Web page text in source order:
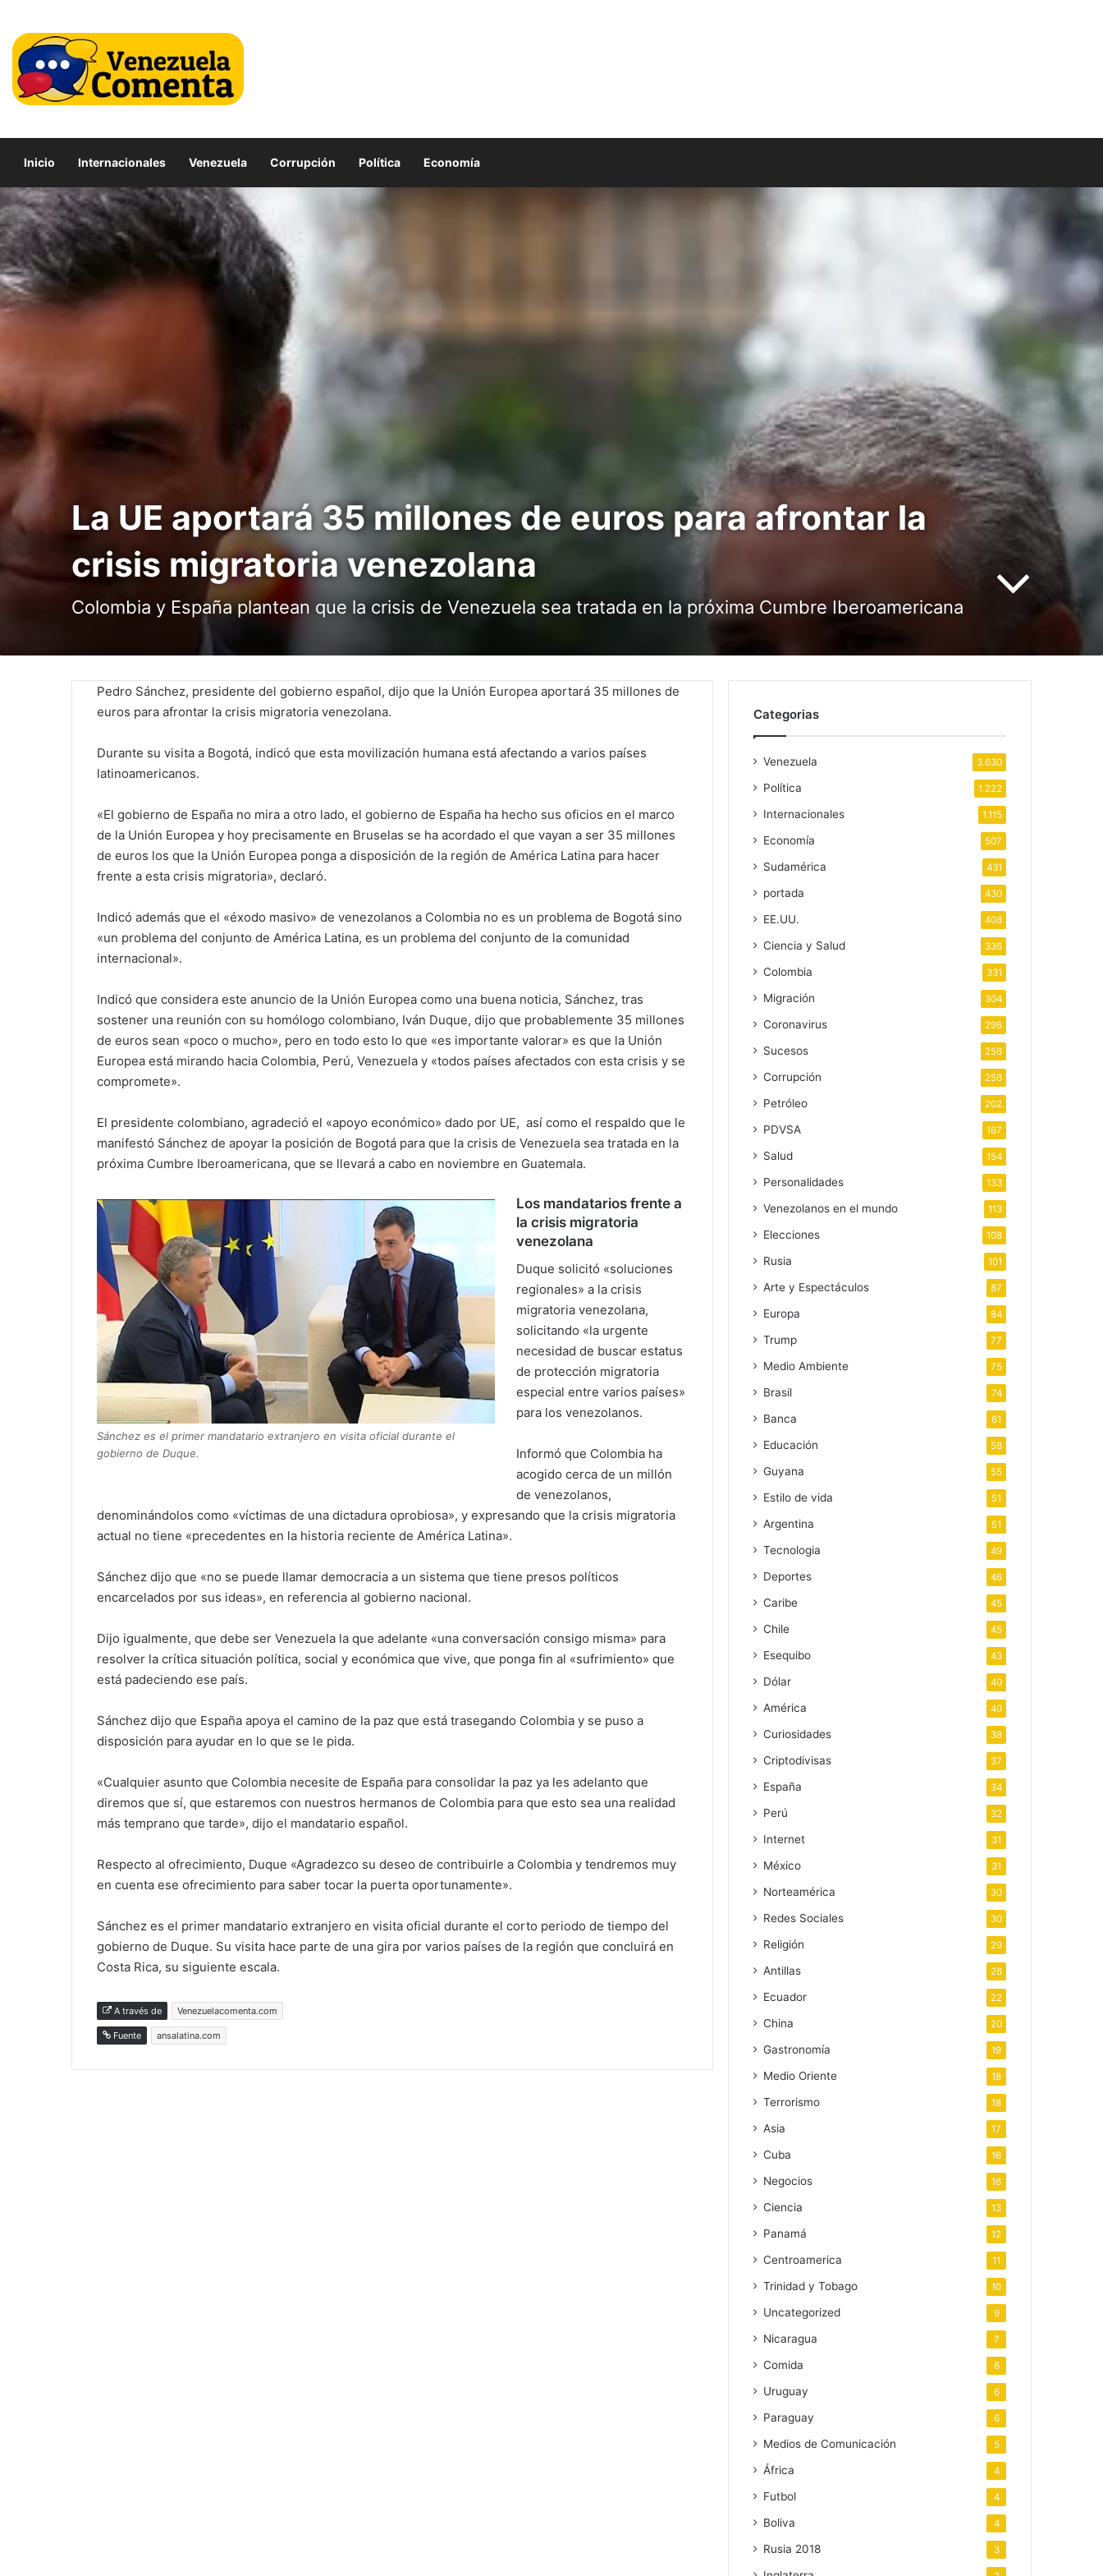
Inicio Internacionales Venezuela Corrupción Política Economía
La UE aportará 35 millones de euros para afrontar la
crisis migratoria venezolana
Colombia y España plantean que la crisis de Venezuela sea tratada en la próxima Cumbre Iberoamericana
Pedro Sánchez, presidente del gobierno español, dijo que la Unión Europea aportará 35 millones de
euros para afrontar la crisis migratoria venezolana.
Durante su visita a Bogotá, indicó que esta movilización humana está afectando a varios países
latinoamericanos.
«El gobierno de España no mira a otro lado, el gobierno de España ha hecho sus oficios en el marco
de la Unión Europea y hoy precisamente en Bruselas se ha acordado el que vayan a ser 35 millones
de euros los que la Unión Europea ponga a disposición de la región de América Latina para hacer
frente a esta crisis migratoria», declaró.
Indicó además que el «éxodo masivo» de venezolanos a Colombia no es un problema de Bogotá sino
«un problema del conjunto de América Latina, es un problema del conjunto de la comunidad
internacional».
Indicó que considera este anuncio de la Unión Europea como una buena noticia, Sánchez, tras
sostener una reunión con su homólogo colombiano, Iván Duque, dijo que probablemente 35 millones
de euros sean «poco o mucho», pero en todo esto lo que «es importante valorar» es que la Unión
Europea está mirando hacia Colombia, Perú, Venezuela y «todos países afectados con esta crisis y se
compromete».
El presidente colombiano, agradeció el «apoyo económico» dado por UE, así como el respaldo que le
manifestó Sánchez de apoyar la posición de Bogotá para que la crisis de Venezuela sea tratada en la
próxima Cumbre Iberoamericana, que se llevará a cabo en noviembre en Guatemala.
Sánchez es el primer mandatario extranjero en visita oficial durante el
gobierno de Duque.
Los mandatarios frente a
la crisis migratoria
venezolana
Duque solicitó «soluciones
regionales» a la crisis
migratoria venezolana,
solicitando «la urgente
necesidad de buscar estatus
de protección migratoria
especial entre varios países»
para los venezolanos.
Informó que Colombia ha
acogido cerca de un millón
de venezolanos,
denominándolos como «víctimas de una dictadura oprobiosa», y expresando que la crisis migratoria
actual no tiene «precedentes en la historia reciente de América Latina».
Sánchez dijo que «no se puede llamar democracia a un sistema que tiene presos políticos
encarcelados por sus ideas», en referencia al gobierno nacional.
Dijo igualmente, que debe ser Venezuela la que adelante «una conversación consigo misma» para
resolver la crítica situación política, social y económica que vive, que ponga fin al «sufrimiento» que
está padeciendo ese país.
Sánchez dijo que España apoya el camino de la paz que está trasegando Colombia y se puso a
disposición para ayudar en lo que se le pida.
«Cualquier asunto que Colombia necesite de España para consolidar la paz ya les adelanto que
diremos que sí, que estaremos con nuestros hermanos de Colombia para que esto sea una realidad
más temprano que tarde», dijo el mandatario español.
Respecto al ofrecimiento, Duque «Agradezco su deseo de contribuirle a Colombia y tendremos muy
en cuenta ese ofrecimiento para saber tocar la puerta oportunamente».
Sánchez es el primer mandatario extranjero en visita oficial durante el corto periodo de tiempo del
gobierno de Duque. Su visita hace parte de una gira por varios países de la región que concluirá en
Costa Rica, su siguiente escala.
A través de Venezuelacomenta.com
Fuente ansalatina.com
Categorias
Venezuela 3.630
Política 1.222
Internacionales 1.115
Economía 507
Sudamérica 431
portada 430
EE.UU. 408
Ciencia y Salud 336
Colombia 331
Migración 304
Coronavirus 296
Sucesos 256
Corrupción 256
Petróleo 202
PDVSA 167
Salud 154
Personalidades 133
Venezolanos en el mundo 113
Elecciones 108
Rusia 101
Arte y Espectáculos 87
Europa 84
Trump 77
Medio Ambiente 75
Brasil 74
Banca 61
Educación 58
Guyana 55
Estilo de vida 51
Argentina 51
Tecnologia 49
Deportes 46
Caribe 45
Chile 45
Esequibo 43
Dólar 40
América 40
Curiosidades 38
Criptodivisas 37
España 34
Perú 32
Internet 31
México 31
Norteamérica 30
Redes Sociales 30
Religión 29
Antillas 26
Ecuador 22
China 20
Gastronomía 19
Medio Oriente 18
Terrorismo 18
Asia 17
Cuba 16
Negocios 16
Ciencia 13
Panamá 12
Centroamerica 11
Trinidad y Tobago 10
Uncategorized 9
Nicaragua 7
Comida 6
Uruguay 6
Paraguay 6
Medios de Comunicación 5
África 4
Futbol 4
Boliva 4
Rusia 2018 3